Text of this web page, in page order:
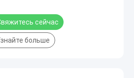
сейчас
больше